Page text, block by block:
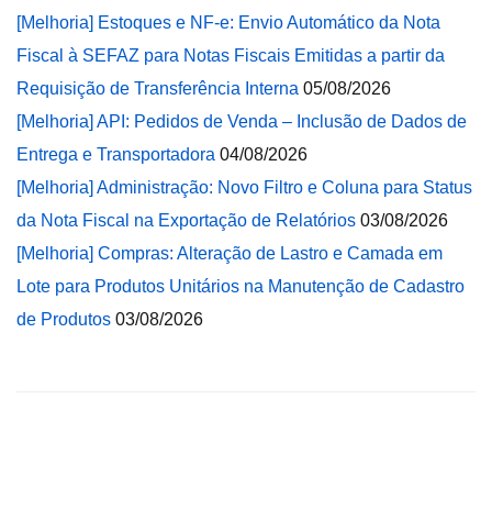
[Melhoria] Estoques e NF-e: Envio Automático da Nota
Fiscal à SEFAZ para Notas Fiscais Emitidas a partir da
Requisição de Transferência Interna 05/08/2026
[Melhoria] API: Pedidos de Venda – Inclusão de Dados de
Entrega e Transportadora 04/08/2026
[Melhoria] Administração: Novo Filtro e Coluna para Status
da Nota Fiscal na Exportação de Relatórios 03/08/2026
[Melhoria] Compras: Alteração de Lastro e Camada em
Lote para Produtos Unitários na Manutenção de Cadastro
de Produtos 03/08/2026